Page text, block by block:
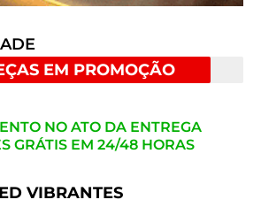
EM PROMOÇÃO
NO ATO DA ENTREGA
GRÁTIS EM 24/48 HORAS
VIBRANTES